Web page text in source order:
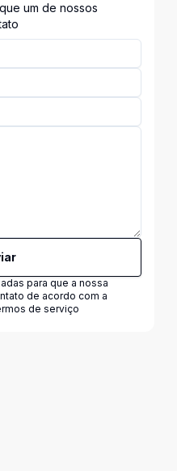
um de nossos
para que a nossa
de acordo com a
de serviço